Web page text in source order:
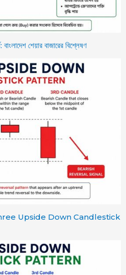
শেয়ার বাজারের বিশ্লেষণ
(Three Upside Down Candlestick